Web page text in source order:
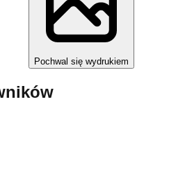
Pochwal się wydrukiem